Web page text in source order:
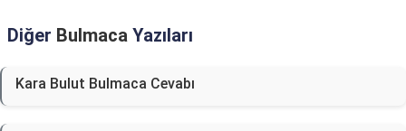
Diğer Bulmaca Yazıları
Kara Bulut Bulmaca Cevabı